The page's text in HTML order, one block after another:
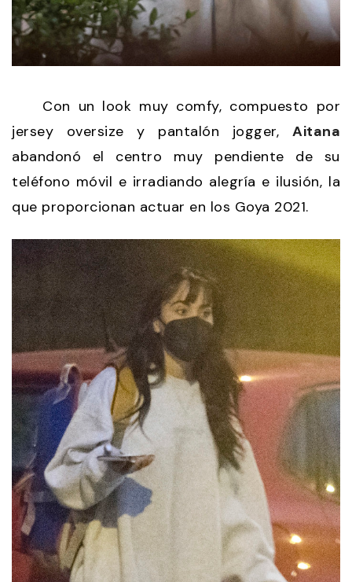
Con un look muy comfy, compuesto por
jersey oversize y pantalón jogger, Aitana
abandonó el centro muy pendiente de su
teléfono móvil e irradiando alegría e ilusión, la
que proporcionan actuar en los Goya 2021.